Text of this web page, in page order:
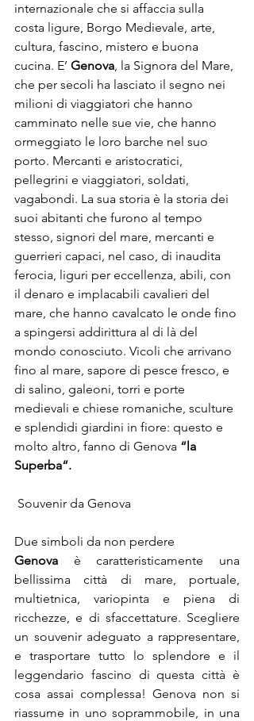
internazionale che si affaccia sulla
costa ligure, Borgo Medievale, arte,
cultura, fascino, mistero e buona
cucina. E’ Genova, la Signora del Mare,
che per secoli ha lasciato il segno nei
milioni di viaggiatori che hanno
camminato nelle sue vie, che hanno
ormeggiato le loro barche nel suo
porto. Mercanti e aristocratici,
pellegrini e viaggiatori, soldati,
vagabondi. La sua storia è la storia dei
suoi abitanti che furono al tempo
stesso, signori del mare, mercanti e
guerrieri capaci, nel caso, di inaudita
ferocia, liguri per eccellenza, abili, con
il denaro e implacabili cavalieri del
mare, che hanno cavalcato le onde fino
a spingersi addirittura al di là del
mondo conosciuto. Vicoli che arrivano
fino al mare, sapore di pesce fresco, e
di salino, galeoni, torri e porte
medievali e chiese romaniche, sculture
e splendidi giardini in fiore: questo e
molto altro, fanno di Genova “la
Superba“.
Souvenir da Genova
Due simboli da non perdere
Genova è caratteristicamente una
bellissima città di mare, portuale,
multietnica, variopinta e piena di
ricchezze, e di sfaccettature. Scegliere
un souvenir adeguato a rappresentare,
e trasportare tutto lo splendore e il
leggendario fascino di questa città è
cosa assai complessa! Genova non si
riassume in uno soprammobile, in una